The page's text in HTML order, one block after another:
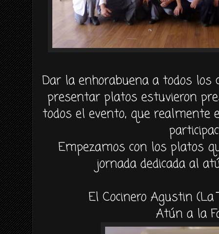
Dar la enhorabuena a todos los
presentar platos estuvieron
todos el evento, que
Empezamos con los platos
jornada dedicada al
El Cocinero Agustin (La
Atún a la